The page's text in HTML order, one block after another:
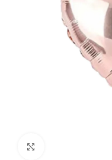
Faceți click